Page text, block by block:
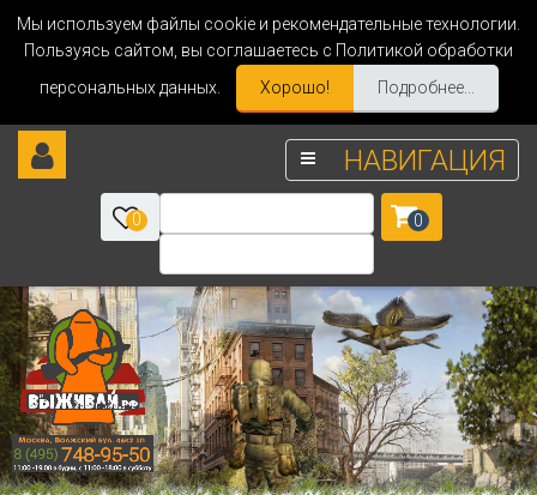
Мы используем файлы cookie и рекомендательные технологии.
Пользуясь сайтом, вы соглашаетесь с Политикой обработки
персональных данных.
Хорошо! Подробнее...
НАВИГАЦИЯ
0 0